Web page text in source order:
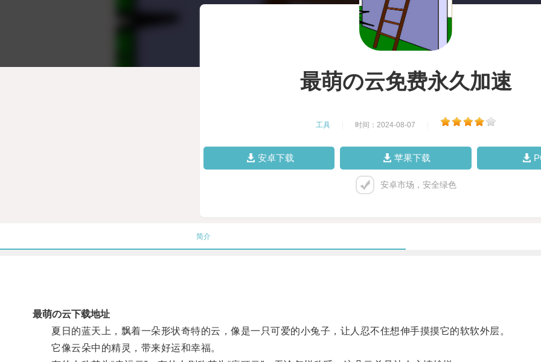
最萌の云免费永久加速
工具 时间：2024-08-07
安卓下载 苹果下载
安卓市场，安全绿色
简介
最萌の云下载地址
夏日的蓝天上，飘着一朵形状奇特的云，像是一只可爱的小兔子，让人忍不住想伸手摸摸它的软软外层。
它像云朵中的精灵，带来好运和幸福。